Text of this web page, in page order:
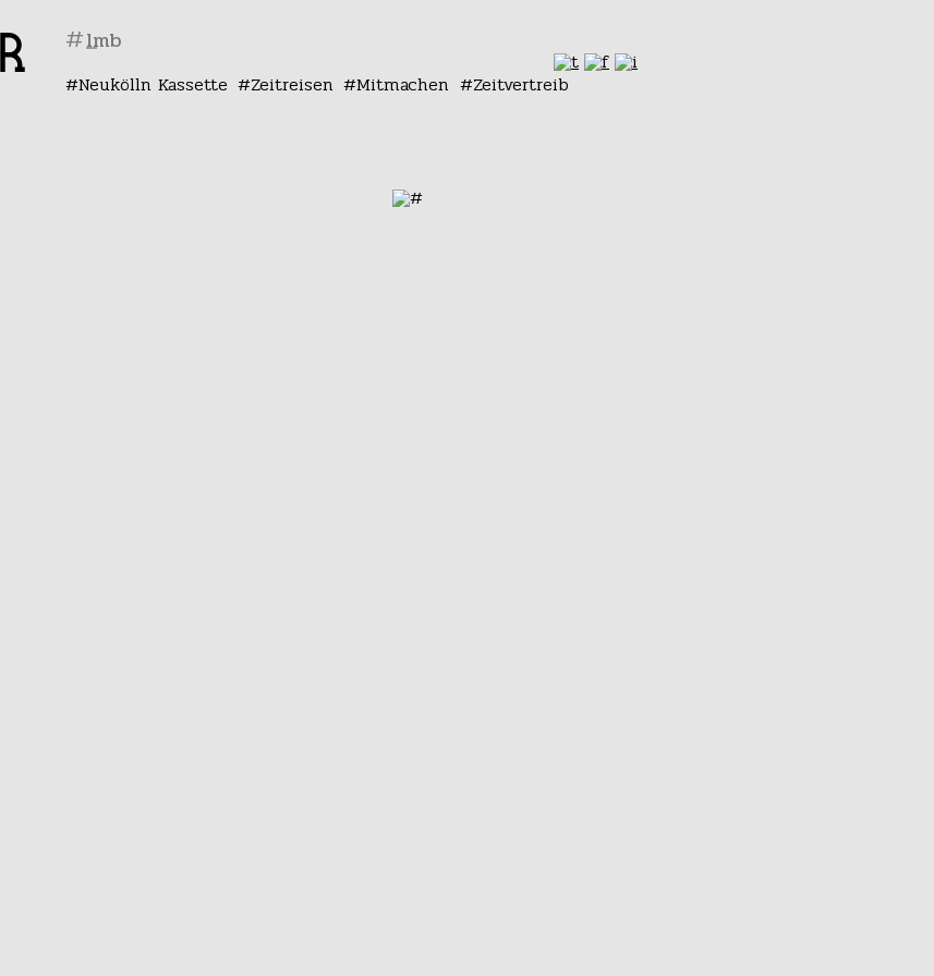
#
Neukölln Kassette Zeitreisen Mitmachen Zeitvertreib